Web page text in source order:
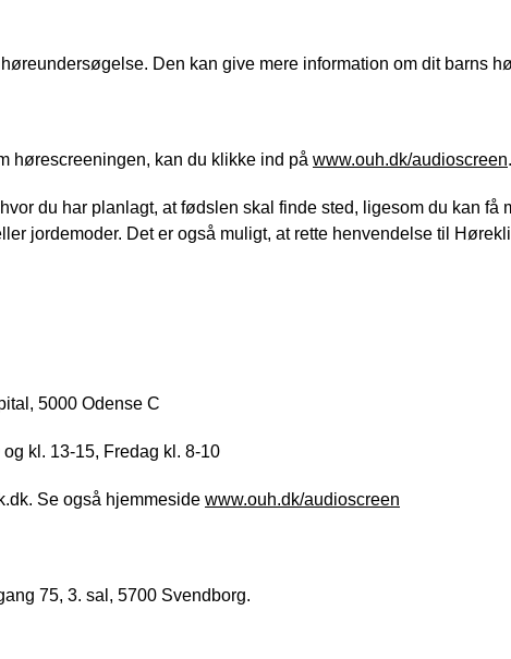
Den kan give mere information om dit barns
hørescreeningen, kan du klikke ind på www.ouh.dk/audioscreen.
du har planlagt, at fødslen skal finde sted, ligesom du kan få
jordemoder. Det er også muligt, at rette henvendelse til
5000 Odense C
kl. 13-15, Fredag kl. 8-10
Se også hjemmeside www.ouh.dk/audioscreen
75, 3. sal, 5700 Svendborg.